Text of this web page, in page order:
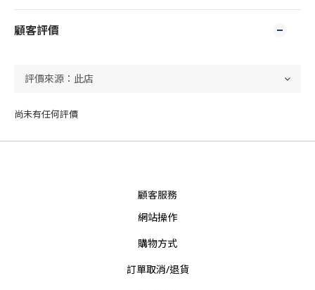
顧客評價
尚未有任何評價
顧客服務
網站操作
購物方式
訂單取消/退貨